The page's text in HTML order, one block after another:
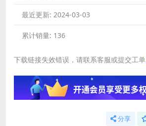
最近更新: 2024-03-03
累计销量: 136
下载链接失效错误，请联系客服或提交工单
分享